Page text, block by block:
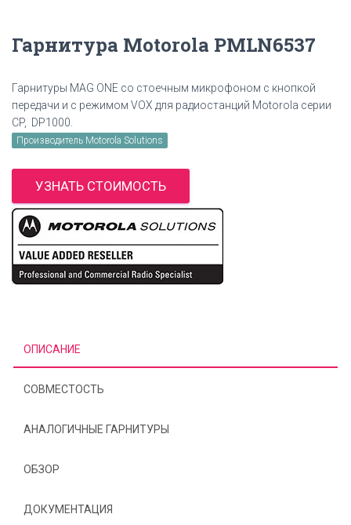
Гарнитура Motorola PMLN6537
Гарнитуры MAG ONE со стоечным микрофоном с кнопкой
передачи и с режимом VOX для радиостанций Motorola серии
CP, DP1000.
Производитель Motorola Solutions
УЗНАТЬ СТОИМОСТЬ
ОПИСАНИЕ
СОВМЕСТОСТЬ
АНАЛОГИЧНЫЕ ГАРНИТУРЫ
ОБЗОР
ДОКУМЕНТАЦИЯ